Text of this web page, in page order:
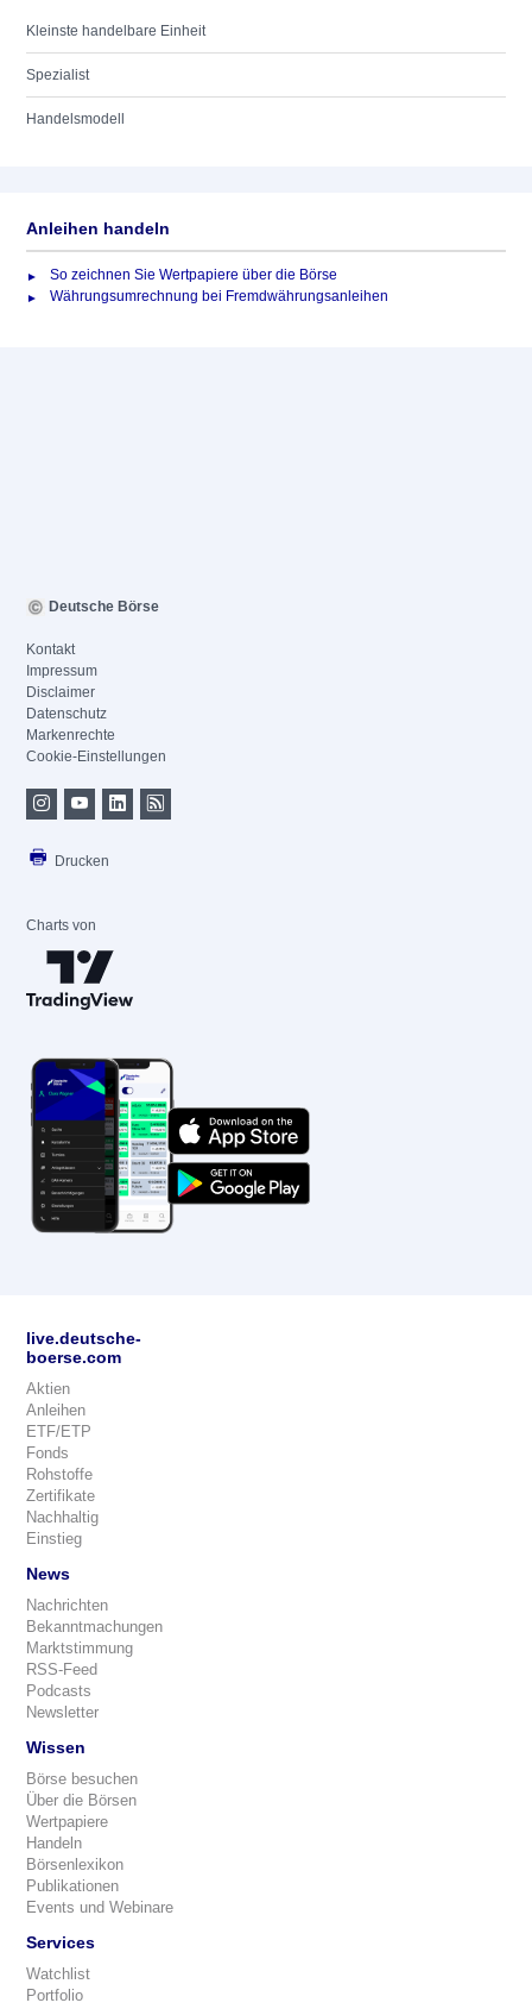
Kleinste handelbare Einheit
Spezialist
Handelsmodell
Anleihen handeln
So zeichnen Sie Wertpapiere über die Börse
Währungsumrechnung bei Fremdwährungsanleihen
Deutsche Börse
Kontakt
Impressum
Disclaimer
Datenschutz
Markenrechte
Cookie-Einstellungen
Drucken
Charts von
live.deutsche-
boerse.com
Aktien
Anleihen
ETF/ETP
Fonds
Rohstoffe
Zertifikate
Nachhaltig
Einstieg
News
Nachrichten
Bekanntmachungen
Marktstimmung
RSS-Feed
Podcasts
Newsletter
Wissen
Börse besuchen
Über die Börsen
Wertpapiere
Handeln
Börsenlexikon
Publikationen
Events und Webinare
Services
Watchlist
Portfolio